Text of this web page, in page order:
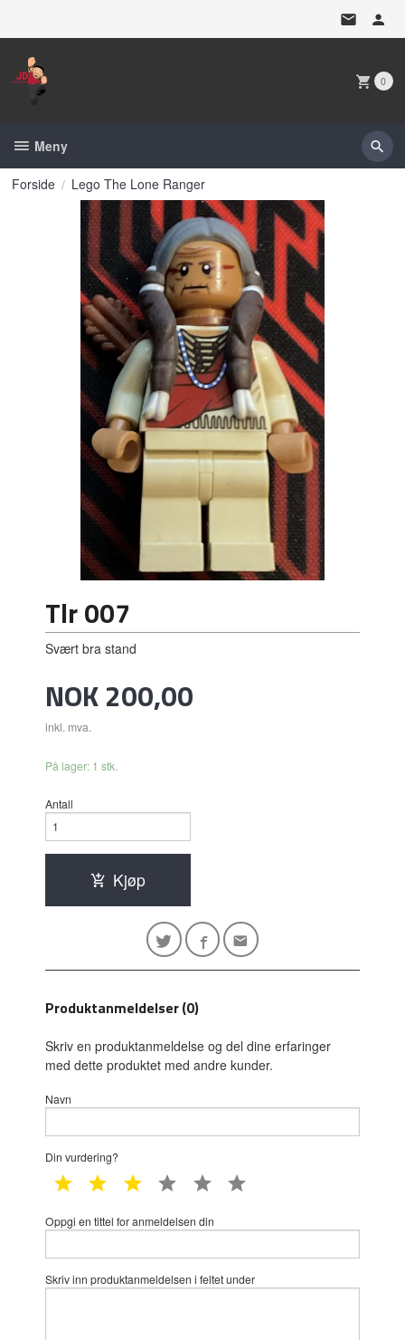
0
Meny
Forside Lego The Lone Ranger
Tlr 007
Svært bra stand
Pris
NOK200,00
inkl. mva.
På lager: 1 stk.
Antall
Kjøp
Produktanmeldelser (0)
Skriv en produktanmeldelse og del dine erfaringer
med dette produktet med andre kunder.
Navn
Din vurdering?
1 star 2 star 3 star 4 star 5 star
Oppgi en tittel for anmeldelsen din
Skriv inn produktanmeldelsen i feltet under